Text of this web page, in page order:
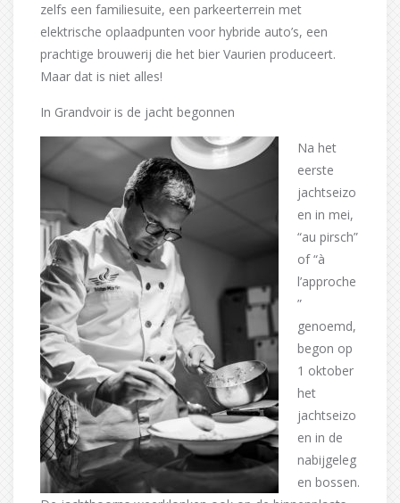
zelfs een familiesuite, een parkeerterrein met
elektrische oplaadpunten voor hybride auto’s, een
prachtige brouwerij die het bier Vaurien produceert.
Maar dat is niet alles!
In Grandvoir is de jacht begonnen
Na het
eerste
jachtseizo
en in mei,
“au pirsch”
of “à
l’approche
”
genoemd,
begon op
1 oktober
het
jachtseizo
en in de
nabijgeleg
en bossen.